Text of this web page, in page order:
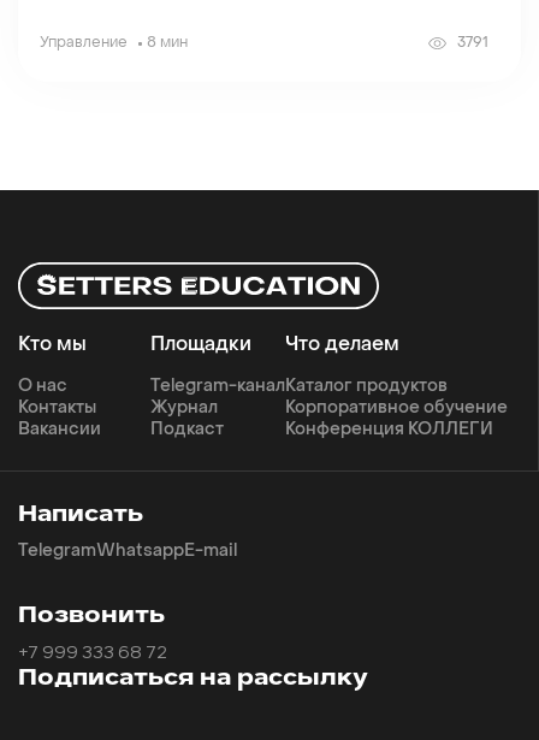
Управление 8 мин 3791
Кто мы
О нас
Контакты
Вакансии
Что делаем
Каталог продуктов
Корпоративное обучение
Конференция КОЛЛЕГИ
Площадки
Telegram-канал
Журнал
Подкаст
Подписаться на рассылку
Написать
TelegramWhatsapp E-mail
Позвонить
+7 999 333 68 72